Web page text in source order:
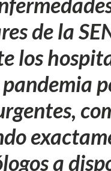
de la
los
a